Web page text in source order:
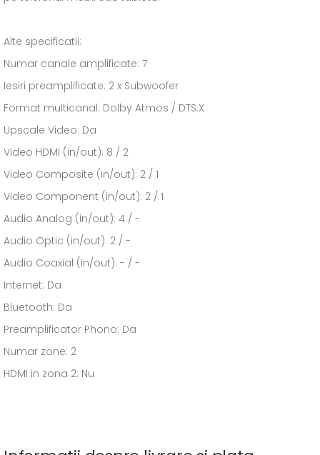
Alte specificatii:
Numar canale amplificate: 7
Iesiri preamplificate: 2 x Subwoofer
Format multicanal: Dolby Atmos / DTS:X
Upscale Video: Da
Video HDMI (in/out): 8 / 2
Video Composite (in/out): 2 / 1
Video Component (in/out): 2 / 1
Audio Analog (in/out): 4 / -
Audio Optic (in/out): 2 / -
Audio Coaxial (in/out): - / -
Internet: Da
Bluetooth: Da
Preamplificator Phono: Da
Numar zone: 2
HDMI in zona 2: Nu